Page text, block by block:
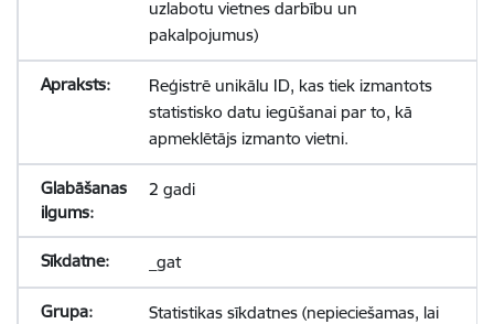
uzlabotu vietnes darbību un
pakalpojumus)
Reģistrē unikālu ID, kas tiek izmantots
statistisko datu iegūšanai par to, kā
apmeklētājs izmanto vietni.
2 gadi
_gat
Statistikas sīkdatnes (nepieciešamas, lai